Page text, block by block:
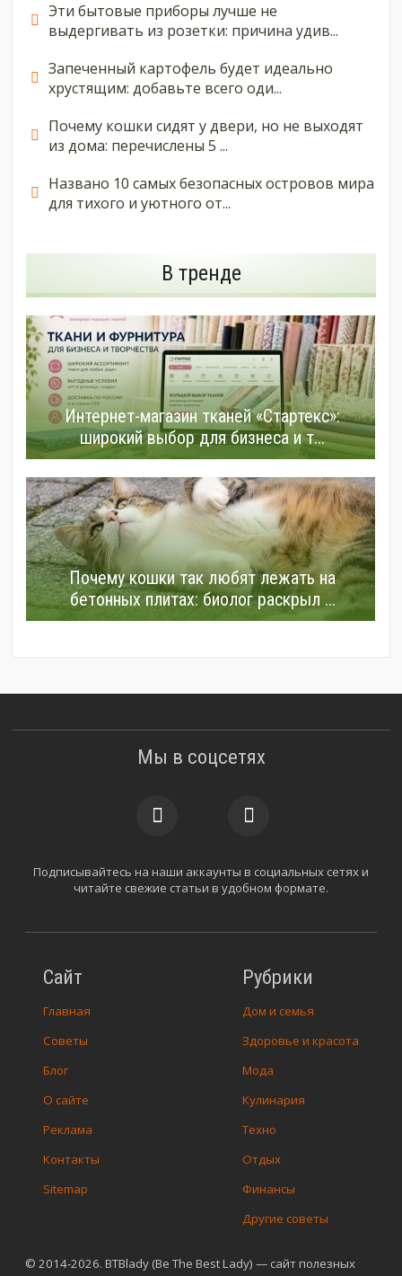
Эти бытовые приборы лучше не
выдергивать из розетки: причина удив...
Запеченный картофель будет идеально
хрустящим: добавьте всего оди...
Почему кошки сидят у двери, но не выходят
из дома: перечислены 5 ...
Названо 10 самых безопасных островов мира
для тихого и уютного от...
В тренде
Интернет-магазин тканей «Стартекс»:
широкий выбор для бизнеса и т...
Почему кошки так любят лежать на
бетонных плитах: биолог раскрыл ...
© 2014-2026. BTBlady (Be The Best Lady) — сайт полезных
Сайт
Главная
Советы
Блог
О сайте
Реклама
Контакты
Sitemap
Рубрики
Дом и семья
Здоровье и красота
Мода
Кулинария
Техно
Отдых
Финансы
Другие советы
Мы в соцсетях
Подписывайтесь на наши аккаунты в социальных сетях и
читайте свежие статьи в удобном формате.